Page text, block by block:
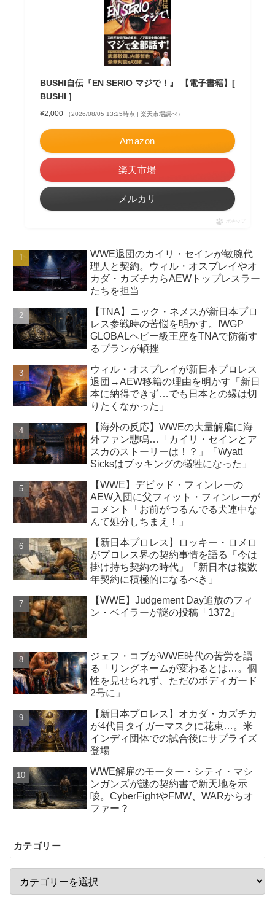
BUSHI自伝『EN SERIO マジで！』 【電子書籍】[
BUSHI ]
¥2,000 （2026/08/05 13:25時点 | 楽天市場調べ）
Amazon
楽天市場
メルカリ
ポチップ
WWE退団のカイリ・セインが敏腕代
理人と契約。ウィル・オスプレイやオ
カダ・カズチカらAEWトップレスラー
たちを担当
【TNA】ニック・ネメスが新日本プロ
レス参戦時の苦悩を明かす。IWGP
GLOBALヘビー級王座をTNAで防衛す
るプランが頓挫
ウィル・オスプレイが新日本プロレス
退団→AEW移籍の理由を明かす「新日
本に納得できず…でも日本との縁は切
りたくなかった」
【海外の反応】WWEの大量解雇に海
外ファン悲鳴…「カイリ・セインとア
スカのストーリーは！？」「Wyatt
Sicksはブッキングの犠牲になった」
【WWE】デビッド・フィンレーの
AEW入団に父フィット・フィンレーが
コメント「お前がつるんでる犬連中な
んて処分しちまえ！」
【新日本プロレス】ロッキー・ロメロ
がプロレス界の契約事情を語る「今は
掛け持ち契約の時代」「新日本は複数
年契約に積極的になるべき」
【WWE】Judgement Day追放のフィ
ン・ベイラーが謎の投稿「1372」
ジェフ・コブがWWE時代の苦労を語
る「リングネームが変わるとは…。個
性を見せられず、ただのボディガード
2号に」
【新日本プロレス】オカダ・カズチカ
が4代目タイガーマスクに花束…。米
インディ団体での試合後にサプライズ
登場
WWE解雇のモーター・シティ・マシ
ンガンズが謎の契約書で新天地を示
唆。CyberFightやFMW、WARからオ
ファー？
カテゴリー